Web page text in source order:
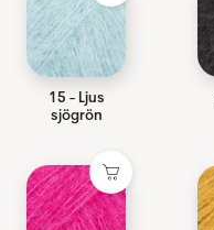
15 - Ljus
sjögrön